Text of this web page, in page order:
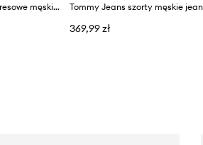
Tommy Jeans szorty dresowe męskie bawełniane
369,99 zł